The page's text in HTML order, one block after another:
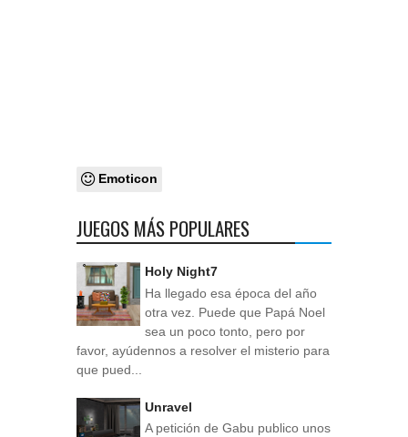
Emoticon
JUEGOS MÁS POPULARES
Holy Night7
Ha llegado esa época del año
otra vez. Puede que Papá Noel
sea un poco tonto, pero por
favor, ayúdennos a resolver el misterio para
que pued...
Unravel
A petición de Gabu publico unos